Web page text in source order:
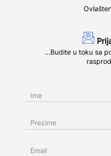
...Budite u toku sa
Ime
Prezime
Email